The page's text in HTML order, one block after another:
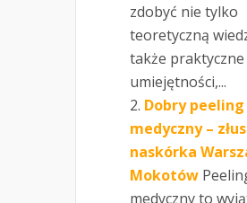
zdobyć nie tylko
teoretyczną
także praktyczne
umiejętności,...
Dobry peeling
medyczny –
naskórka
Mokotów
medyczny to